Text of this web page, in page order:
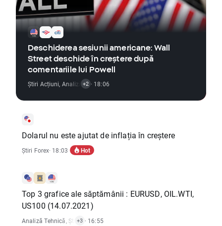
Deschiderea sesiunii americane: Wall
Street deschide în creștere după
comentariile lui Powell
Știri Acțiuni, Analiză Tehnică,Știri Indici
+2 · 18:06
Dolarul nu este ajutat de inflația în creștere
Știri Forex· 18:03 Hot
Top 3 grafice ale săptămânii : EURUSD, OIL.WTI,
US100 (14.07.2021)
Analiză Tehnică Știri Mărfuri,Știri Indici
+3 · 16:55